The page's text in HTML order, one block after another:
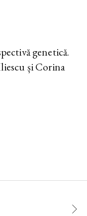
genetică.
și Corina